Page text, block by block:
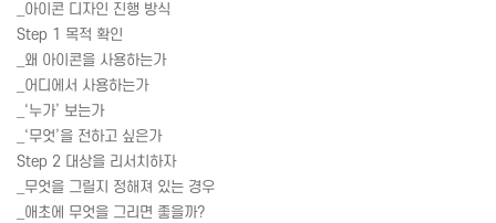
_아이콘 디자인 진행 방식
Step 1 목적 확인
_왜 아이콘을 사용하는가
_어디에서 사용하는가
_‘누가’ 보는가
_‘무엇’을 전하고 싶은가
Step 2 대상을 리서치하자
_무엇을 그릴지 정해져 있는 경우
_애초에 무엇을 그리면 좋을까?